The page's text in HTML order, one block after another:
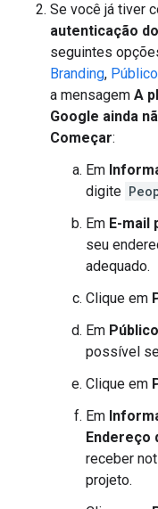
Se você já tiver
autenticação
seguintes
Branding,
a mensagem A
Google ainda
Começar:
Em
digite
Em E-mail
seu
adequado.
Clique em
Em
possível
Clique em
Em
Endereço
receber
projeto.